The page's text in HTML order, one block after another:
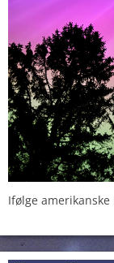
Ifølge amerikanske